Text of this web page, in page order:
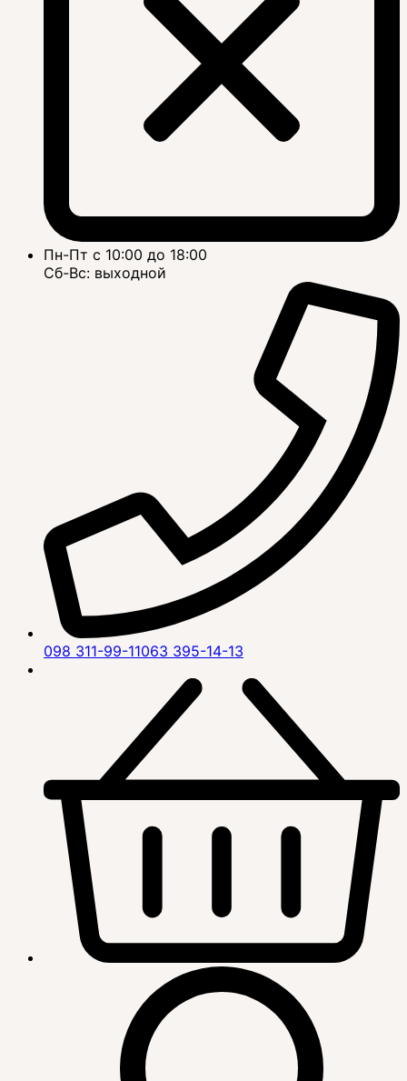
Пн-Пт с 10:00 до 18:00
Сб-Вс: выходной
098 311-99-11063 395-14-13